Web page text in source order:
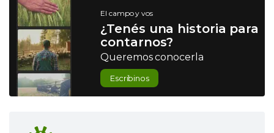
El campo y vos
¿Tenés una historia para
contarnos?
Queremos conocerla
Escribinos